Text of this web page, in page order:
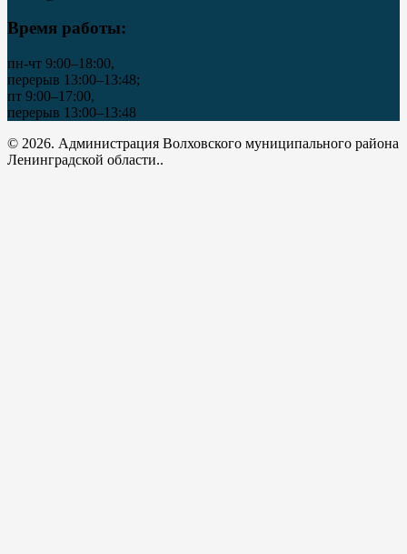
Время работы:
пн-чт 9:00–18:00,
перерыв 13:00–13:48;
пт 9:00–17:00,
перерыв 13:00–13:48
© 2026. Администрация Волховского муниципального района
Ленинградской области..